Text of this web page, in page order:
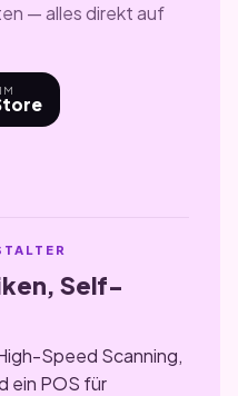
— alles direkt auf
Self-
Speed Scanning,
ein POS für